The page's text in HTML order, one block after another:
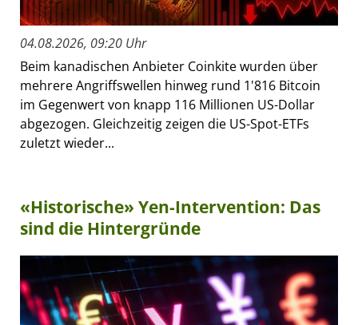
04.08.2026, 09:20 Uhr
Beim kanadischen Anbieter Coinkite wurden über
mehrere Angriffswellen hinweg rund 1'816 Bitcoin
im Gegenwert von knapp 116 Millionen US-Dollar
abgezogen. Gleichzeitig zeigen die US-Spot-ETFs
zuletzt wieder...
«Historische» Yen-Intervention: Das
sind die Hintergründe